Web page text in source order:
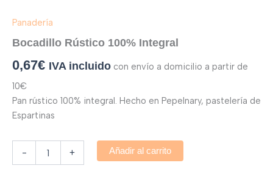
Panadería
Bocadillo Rústico 100% Integral
0,67€ IVA incluido con envío a domicilio a partir de
10€
Pan rústico 100% integral. Hecho en Pepelnary, pastelería de
Espartinas
- + Añadir al carrito